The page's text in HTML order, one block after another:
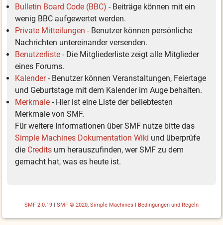
Bulletin Board Code (BBC) - Beiträge können mit ein
wenig BBC aufgewertet werden.
Private Mitteilungen - Benutzer können persönliche
Nachrichten untereinander versenden.
Benutzerliste - Die Mitgliederliste zeigt alle Mitglieder
eines Forums.
Kalender- Benutzer können Veranstaltungen, Feiertage
und Geburtstage mit dem Kalender im Auge behalten.
Merkmale - Hier ist eine Liste der beliebtesten
Merkmale von SMF.
Für weitere Informationen über SMF nutze bitte das
Simple Machines Dokumentation Wiki und überprüfe
die Credits um herauszufinden, wer SMF zu dem
gemacht hat, was es heute ist.
SMF 2.0.19 | SMF © 2020 Simple Machines | Bedingungen und Regeln